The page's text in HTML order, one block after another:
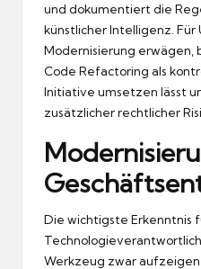
und dokumentiert die
künstlicher Intelligenz.
Modernisierung erwägen,
Code Refactoring als
Initiative umsetzen lässt
zusätzlicher rechtlicher
Die wichtigste Erkenntnis
Werkzeug zwar